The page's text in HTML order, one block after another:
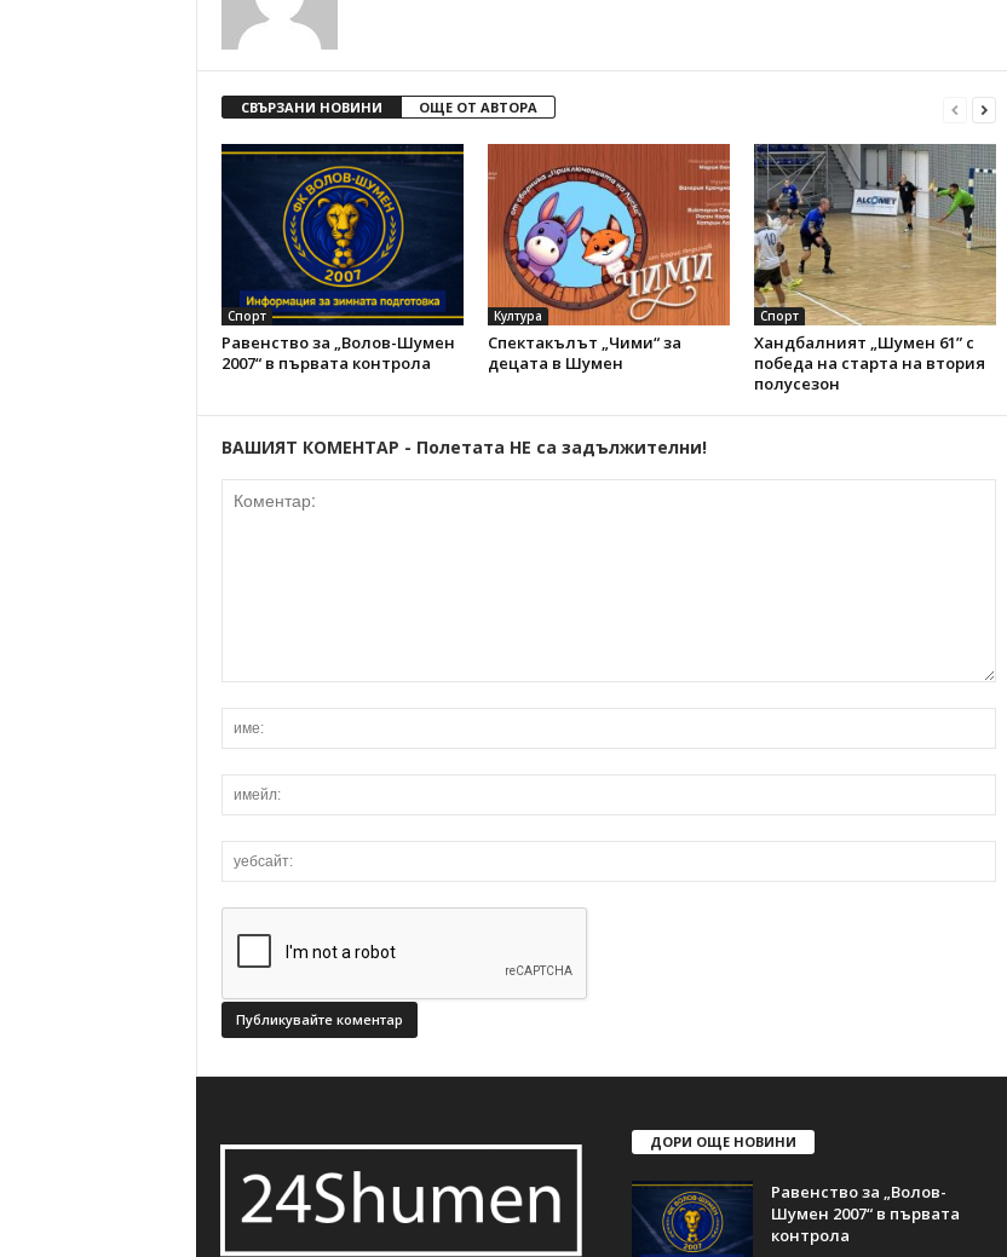
СВЪРЗАНИ НОВИНИ ОЩЕ ОТ АВТОРА
Спорт
Равенство за „Волов-Шумен
2007“ в първата контрола
Култура
Спектакълът „Чими“ за
децата в Шумен
Спорт
Хандбалният „Шумен 61” с
победа на старта на втория
полусезон
ВАШИЯТ КОМЕНТАР - Полетата НЕ са задължителни!
ДОРИ ОЩЕ НОВИНИ
Равенство за „Волов-
Шумен 2007“ в първата
контрола